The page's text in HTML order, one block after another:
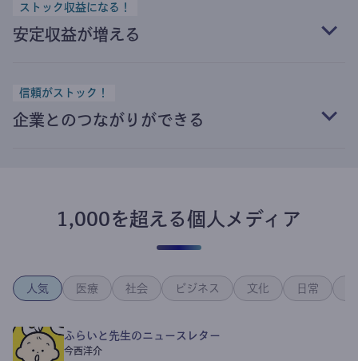
ストック収益になる！
安定収益が増える
信頼がストック！
企業とのつながりができる
1,000を超える個人メディア
人気 医療 社会 ビジネス 文化 日常
ふらいと先生のニュースレター
今西洋介